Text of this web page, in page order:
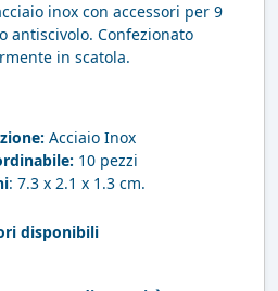
inox con accessori per 9
antiscivolo. Confezionato
in scatola.
Acciaio Inox
10 pezzi
: 7.3 x 2.1 x 1.3 cm.
disponibili